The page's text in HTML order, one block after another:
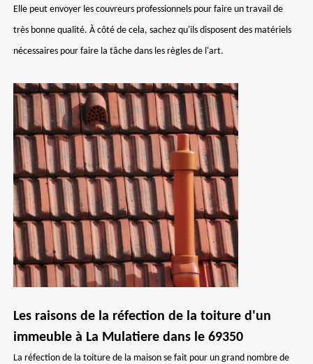
Elle peut envoyer les couvreurs professionnels pour faire un travail de
très bonne qualité. À côté de cela, sachez qu'ils disposent des matériels
nécessaires pour faire la tâche dans les règles de l'art.
Les raisons de la réfection de la toiture d'un
immeuble à La Mulatiere dans le 69350
La réfection de la toiture de la maison se fait pour un grand nombre de